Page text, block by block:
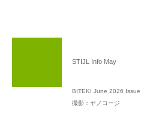
STIJL Info May
BITEKI June 2026
撮影：ヤノコージ